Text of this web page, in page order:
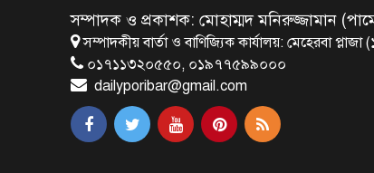
সম্পাদক ও প্রকাশক: মোহাম্মদ মনিরুজ্জামান
সম্পাদকীয় বার্তা ও বাণিজ্যিক কার্যালয়: মেহেরবা
০১৭১১৩২০৫৫০, ০১৯৭৭৫৯৯০০০
dailyporibar@gmail.com